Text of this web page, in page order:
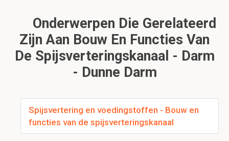
Onderwerpen Die Gerelateerd
Zijn Aan Bouw En Functies Van
De Spijsverteringskanaal - Darm
- Dunne Darm
Spijsvertering en voedingstoffen - Bouw en
functies van de spijsverteringskanaal